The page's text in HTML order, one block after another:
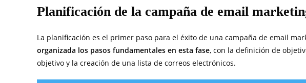
Planificación de la campaña de email
La planificación es el primer paso para el éxito de una campaña de email
organizada los pasos fundamentales en esta fase, con la definición de
objetivo y la creación de una lista de correos electrónicos.